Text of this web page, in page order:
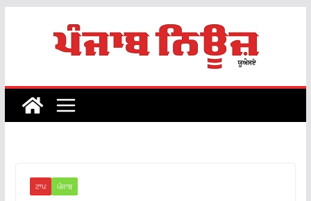
ਟਾਪ ਪੰਜਾਬ